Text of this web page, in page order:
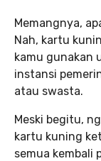
Memangnya,
Nah, kartu
kamu gunakan
instansi
atau swasta.
Meski begitu,
kartu kuning
semua kembali